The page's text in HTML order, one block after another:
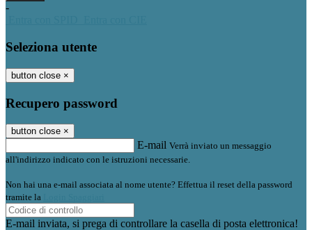
-
Seleziona utente
button close ×
Recupero password
button close ×
E-mail Verrà inviato un messaggio
all'indirizzo indicato con le istruzioni necessarie.
Non hai una e-mail associata al nome utente? Effettua il reset della password
tramite la
E-mail inviata, si prega di controllare la casella di posta elettronica!